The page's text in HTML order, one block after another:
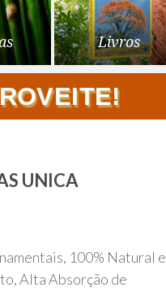
Livros
UNICA
100% Natural e
Alta Absorção de